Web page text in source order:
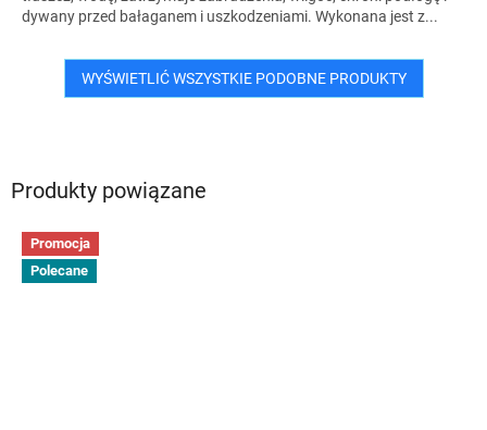
Produkty powiązane
Promocja
Polecane
dywany przed bałaganem i uszkodzeniami. Wykonana jest z...
WYŚWIETLIĆ WSZYSTKIE PODOBNE PRODUKTY